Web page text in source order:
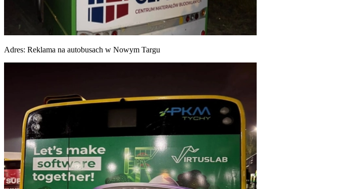
Adres: Reklama na autobusach w Nowym Targu